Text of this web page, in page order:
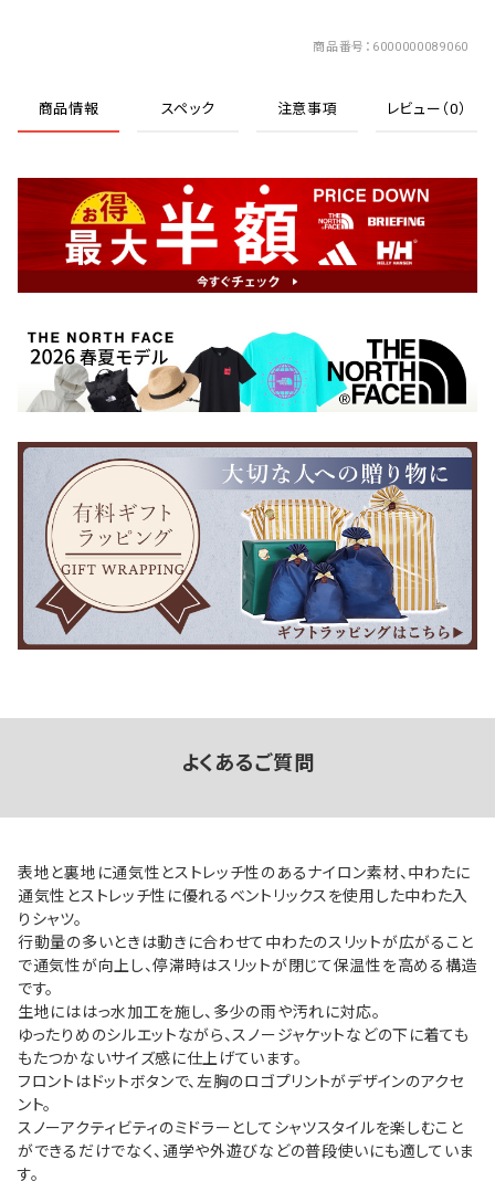
商品番号 6000000089060
商品情報 スペック 注意事項 レビュー（0）
よくあるご質問
表地と裏地に通気性とストレッチ性のあるナイロン素材、中わたに
通気性とストレッチ性に優れるベントリックスを使用した中わた入
りシャツ。
行動量の多いときは動きに合わせて中わたのスリットが広がること
で通気性が向上し、停滞時はスリットが閉じて保温性を高める構造
です。
生地にははっ水加工を施し、多少の雨や汚れに対応。
ゆったりめのシルエットながら、スノージャケットなどの下に着ても
もたつかないサイズ感に仕上げています。
フロントはドットボタンで、左胸のロゴプリントがデザインのアクセ
ント。
スノーアクティビティのミドラーとしてシャツスタイルを楽しむこと
ができるだけでなく、通学や外遊びなどの普段使いにも適していま
す。